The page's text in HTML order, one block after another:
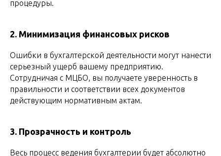
процедуры.
2. Минимизация финансовых рисков
Ошибки в бухгалтерской деятельности могут нанести
серьезный ущерб вашему предприятию.
Сотрудничая с МЦБО, вы получаете уверенность в
правильности и соответствии всех документов
действующим нормативным актам.
3. Прозрачность и контроль
Весь процесс ведения бухгалтерии будет абсолютно